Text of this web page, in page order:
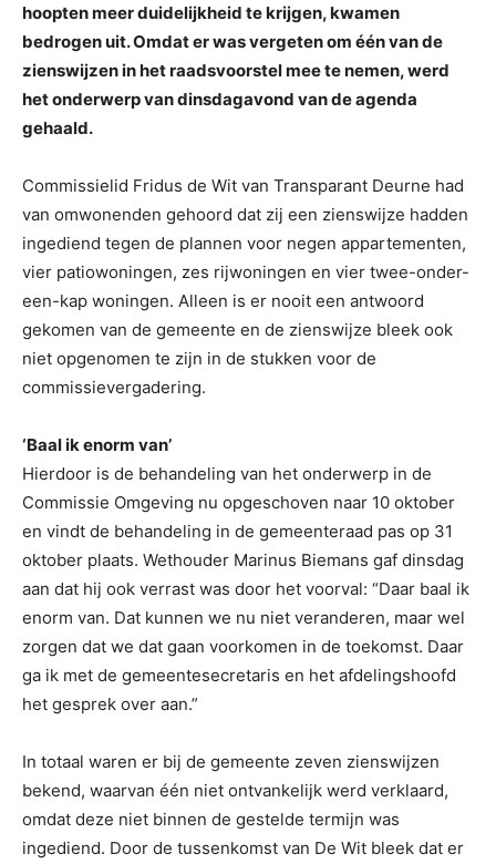
hoopten meer duidelijkheid te krijgen, kwamen
bedrogen uit. Omdat er was vergeten om één van de
zienswijzen in het raadsvoorstel mee te nemen, werd
het onderwerp van dinsdagavond van de agenda
gehaald.
Commissielid Fridus de Wit van Transparant Deurne had
van omwonenden gehoord dat zij een zienswijze hadden
ingediend tegen de plannen voor negen appartementen,
vier patiowoningen, zes rijwoningen en vier twee-onder-
een-kap woningen. Alleen is er nooit een antwoord
gekomen van de gemeente en de zienswijze bleek ook
niet opgenomen te zijn in de stukken voor de
commissievergadering.
‘Baal ik enorm van’
Hierdoor is de behandeling van het onderwerp in de
Commissie Omgeving nu opgeschoven naar 10 oktober
en vindt de behandeling in de gemeenteraad pas op 31
oktober plaats. Wethouder Marinus Biemans gaf dinsdag
aan dat hij ook verrast was door het voorval: “Daar baal ik
enorm van. Dat kunnen we nu niet veranderen, maar wel
zorgen dat we dat gaan voorkomen in de toekomst. Daar
ga ik met de gemeentesecretaris en het afdelingshoofd
het gesprek over aan.”
In totaal waren er bij de gemeente zeven zienswijzen
bekend, waarvan één niet ontvankelijk werd verklaard,
omdat deze niet binnen de gestelde termijn was
ingediend. Door de tussenkomst van De Wit bleek dat er